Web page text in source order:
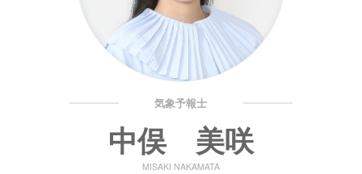
気象予報士
中俣 美咲
MISAKI NAKAMATA